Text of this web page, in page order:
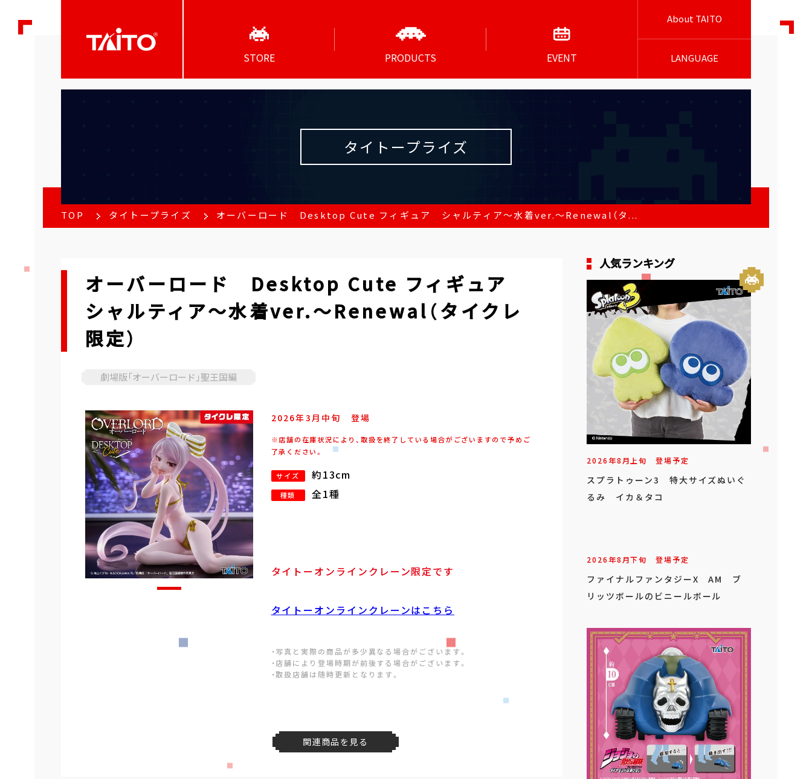
STORE PRODUCTS EVENT
About TAITO
LANGUAGE
タイトープライズ
TOP タイトープライズ オーバーロード Desktop Cute フィギュア シャルティア～水着ver.～Renewal（タ...
オーバーロード Desktop Cute フィギュア
シャルティア～水着ver.～Renewal（タイクレ
限定）
劇場版「オーバーロード」聖王国編
2026年3月 中旬 登場
※店舗の在庫状況により、取扱を終了している場合がございますので予めご
了承ください。
サイズ 約13cm
種類 全1種
タイトーオンラインクレーン限定です
タイトーオンラインクレーンはこちら
・写真と実際の商品が多少異なる場合がございます。
・店舗により登場時期が前後する場合がございます。
・取扱店舗は随時更新となります。
関連商品を見る
人気ランキング
2026年8月上旬 登場予定
スプラトゥーン3 特大サイズぬいぐ
るみ イカ＆タコ
2026年8月下旬 登場予定
ファイナルファンタジーX AM ブ
リッツボールのビニールボール